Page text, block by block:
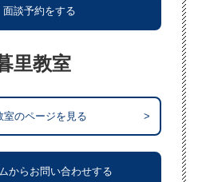
談予約をする
里教室
室のページを見る >
からお問い合わせする